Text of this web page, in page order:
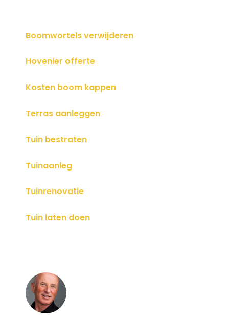
Boomwortels verwijderen
Hovenier offerte
Kosten boom kappen
Terras aanleggen
Tuin bestraten
Tuinaanleg
Tuinrenovatie
Tuin laten doen